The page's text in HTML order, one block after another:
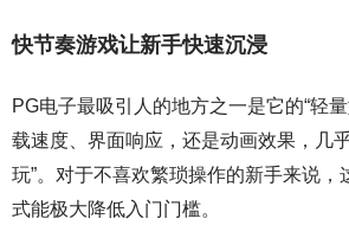
快节奏游戏让新手快速沉浸
PG电子最吸引人的地方之一是它的“轻
载速度、界面响应，还是动画效果，几
玩”。对于不喜欢繁琐操作的新手来说，
式能极大降低入门门槛。